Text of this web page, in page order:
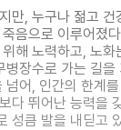
만, 누구나 젊고
음으로 이루어졌
해 노력하고, 노
병장수로 가는 길
넘어, 인간의 한계
다 뛰어난 능력을
성큼 발을 내딛고